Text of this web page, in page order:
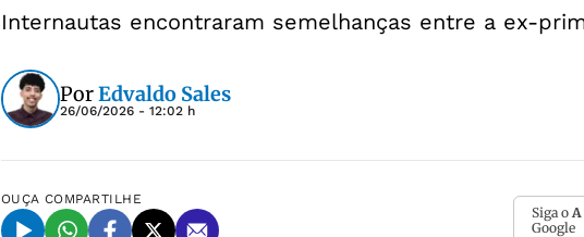
Internautas encontraram semelhanças entre a ex-
PorEdvaldo Sales
26/06/2026 - 12:02 h
OUÇA COMPARTILHE
Siga o A
Google